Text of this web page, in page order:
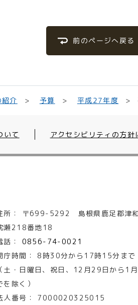
前のページへ戻る
介 予算 平成27年度
いて アクセシビリティの方針
所： 〒699-5292 島根県鹿足郡津
瀬218番地18
話：
0856-74-0021
庁時間：
8時30分から17時15分まで
（土・日曜日、祝日、12月29日から1
を除く）
人番号：
7000020325015